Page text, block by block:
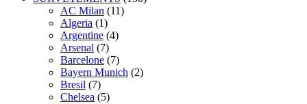
AC Milan (11)
Algeria (1)
Argentine (4)
Arsenal (7)
Barcelone (7)
Bayern Munich (2)
Bresil (7)
Chelsea (5)